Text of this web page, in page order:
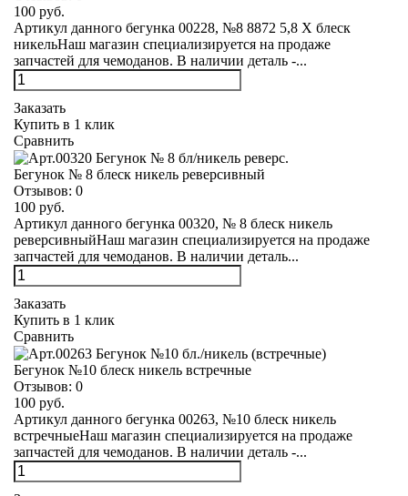
100 руб.
Артикул данного бегунка 00228, №8 8872 5,8 Х блеск
никельНаш магазин специализируется на продаже
запчастей для чемоданов. В наличии деталь -...
Заказать
Купить в 1 клик
Сравнить
Бегунок № 8 блеск никель реверсивный
Отзывов: 0
100 руб.
Артикул данного бегунка 00320, № 8 блеск никель
реверсивныйНаш магазин специализируется на продаже
запчастей для чемоданов. В наличии деталь...
Заказать
Купить в 1 клик
Сравнить
Бегунок №10 блеск никель встречные
Отзывов: 0
100 руб.
Артикул данного бегунка 00263, №10 блеск никель
встречныеНаш магазин специализируется на продаже
запчастей для чемоданов. В наличии деталь -...